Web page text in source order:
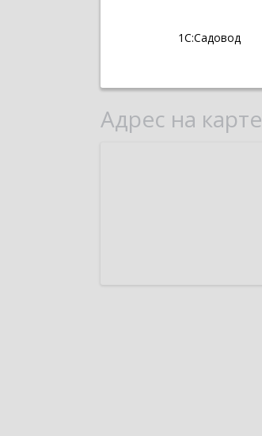
1С:Садовод
Адрес на карте